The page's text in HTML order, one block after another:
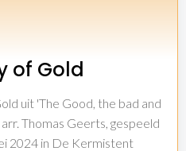
of Gold
uit 'The Good, the bad and
Thomas Geerts, gespeeld
2024 in De Kermistent